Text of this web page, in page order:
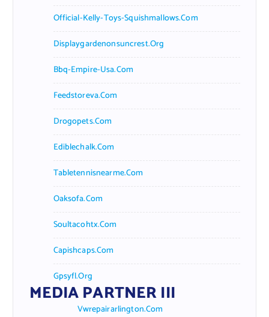
Official-Kelly-Toys-Squishmallows.com
Displaygardenonsuncrest.org
Bbq-Empire-Usa.com
Feedstoreva.com
Drogopets.com
Ediblechalk.com
Tabletennisnearme.com
Oaksofa.com
Soultacohtx.com
Capishcaps.com
Gpsyfl.org
MEDIA PARTNER III
Vwrepairarlington.com